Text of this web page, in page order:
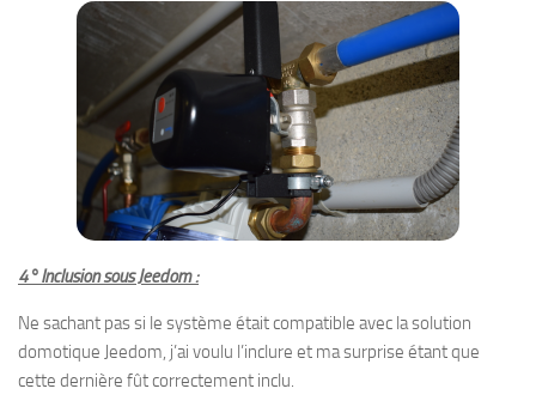
4° Inclusion sous Jeedom :
Ne sachant pas si le système était compatible avec la solution
domotique Jeedom, j’ai voulu l’inclure et ma surprise étant que
cette dernière fût correctement inclu.